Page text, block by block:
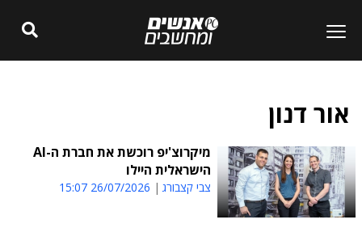
אור דנון
מיקרוצ'יפ רוכשת את חברת ה-AI
הישראלית היילו
צבי קצבורג 26/07/2026 15:07